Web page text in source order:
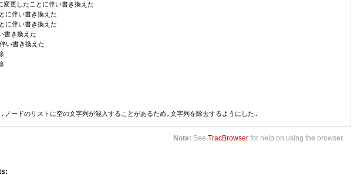
ことに伴い書き換えた
い書き換えた
い書き換えた
き換えた
き換えた
トに空の文字列が混入することがあるため,文字列を除去するようにした.
Note: SeeTracBrowser for help on using the browser.